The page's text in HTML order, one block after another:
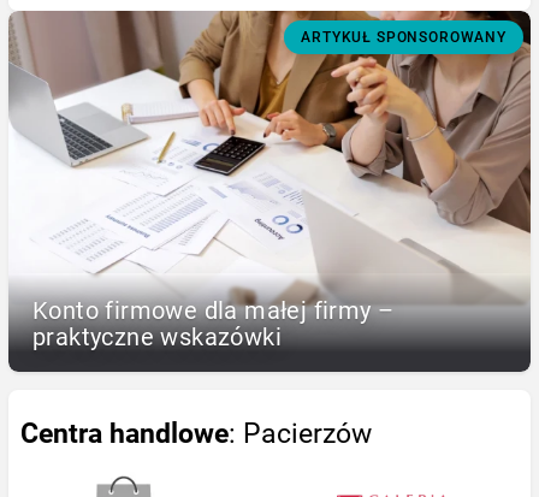
ARTYKUŁ SPONSOROWANY
Konto firmowe dla małej firmy –
praktyczne wskazówki
Centra handlowe: Pacierzów